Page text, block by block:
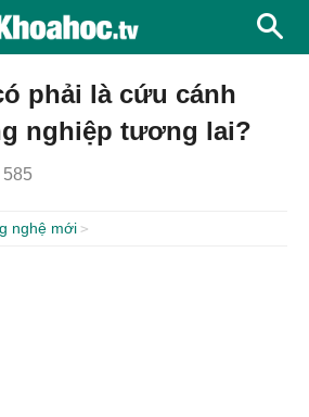
phải là cứu cánh
nghiệp tương lai?
585
nghệ mới